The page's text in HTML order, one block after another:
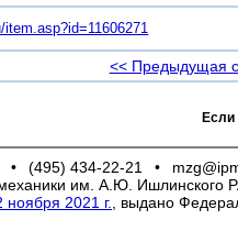
item.asp?id=11606271
<< Предыдущая
Если
• (495) 434-22-21 •
механики им. А.Ю. Ишлинского
2021 г.
, выдано